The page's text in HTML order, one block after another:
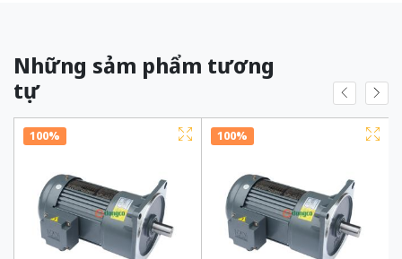
Những sảm phẩm tương
tự
100% 100%